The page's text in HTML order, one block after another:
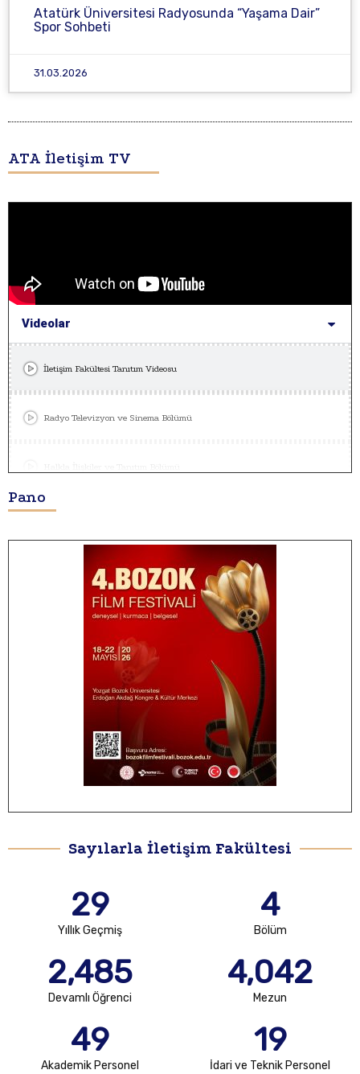
Atatürk Üniversitesi Radyosunda “Yaşama Dair”
Spor Sohbeti
31.03.2026
ATA İletişim TV
Videolar
İletişim Fakültesi Tanıtım Videosu
Radyo Televizyon ve Sinema Bölümü
Pano
Sayılarla İletişim Fakültesi
Yıllık Geçmiş
29
Bölüm
4
Devamlı Öğrenci
2,485
Mezun
4,042
Akademik Personel
49
İdari ve Teknik Personel
19